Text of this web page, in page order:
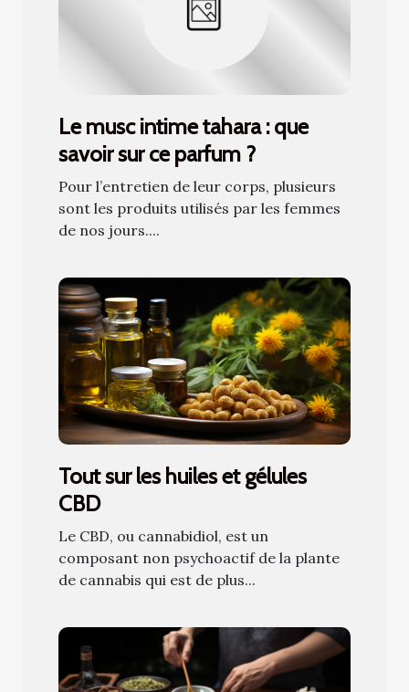
Le musc intime tahara : que
savoir sur ce parfum ?
Pour l’entretien de leur corps, plusieurs
sont les produits utilisés par les femmes
de nos jours....
Tout sur les huiles et gélules
CBD
Le CBD, ou cannabidiol, est un
composant non psychoactif de la plante
de cannabis qui est de plus...